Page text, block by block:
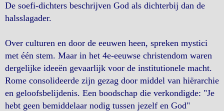
De soefi-dichters beschrijven God als dichterbij dan de
halsslagader.
Over culturen en door de eeuwen heen, spreken mystici
met één stem. Maar in het 4e-eeuwse christendom waren
dergelijke ideeën gevaarlijk voor de institutionele macht.
Rome consolideerde zijn gezag door middel van hiërarchie
en geloofsbelijdenis. Een boodschap die verkondigde: "Je
hebt geen bemiddelaar nodig tussen jezelf en God"